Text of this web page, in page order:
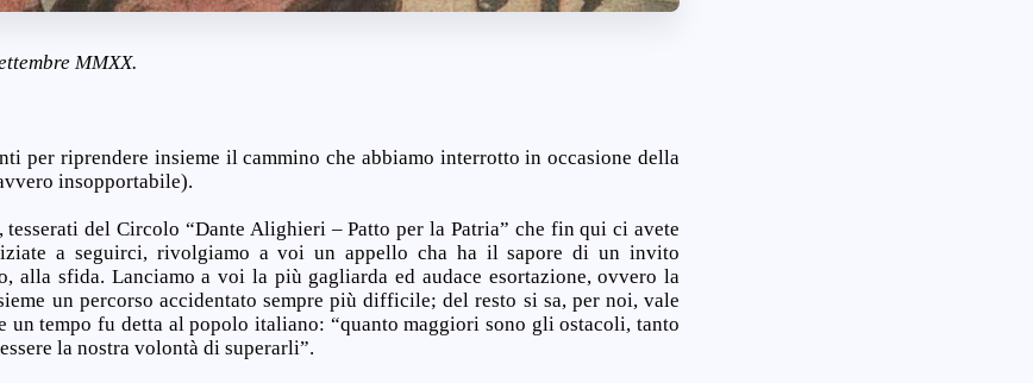
MMXX.
per riprendere insieme il cammino che abbiamo interrotto in occasione della
insopportabile).
del Circolo “Dante Alighieri – Patto per la Patria” che fin qui ci avete
a seguirci, rivolgiamo a voi un appello cha ha il sapore di un invito
alla sfida. Lanciamo a voi la più gagliarda ed audace esortazione, ovvero la
un percorso accidentato sempre più difficile; del resto si sa, per noi, vale
un tempo fu detta al popolo italiano: “quanto maggiori sono gli ostacoli, tanto
la nostra volontà di superarli”.